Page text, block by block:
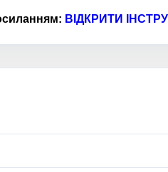
ВІДКРИТИ